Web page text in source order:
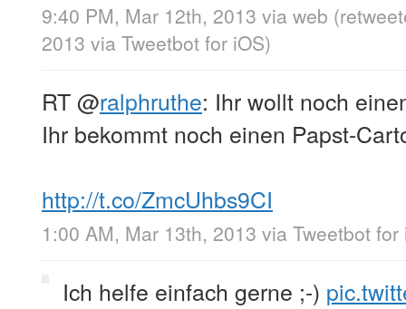
9:40 PM, Mar 12th, 2013 via web
2013 via Tweetbot for iOS)
RT@ralphruthe: Ihr wollt noch
Ihr bekommt noch einen Papst-
http://t.co/ZmcUhbs9CI
1:00 AM, Mar 13th, 2013 via Tweetbot for
Ich helfe einfach gerne ;-)